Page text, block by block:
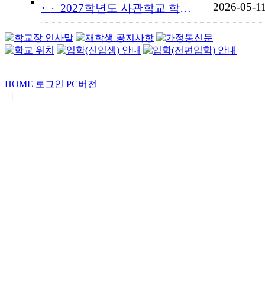
· 2027학년도 사관학교 학교장... 2026-05-
HOME 로그인 PC버전